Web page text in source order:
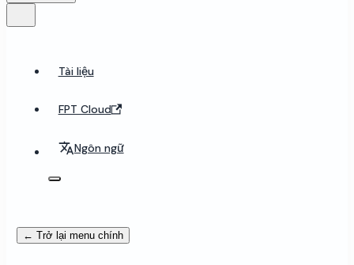
Tài liệu
FPT Cloud
Ngôn ngữ
← Trở lại menu chính